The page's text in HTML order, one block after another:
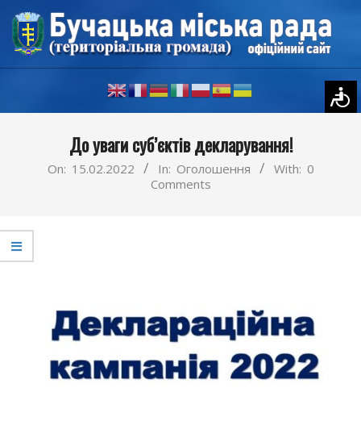
Skip
content
До уваги суб’єктів декларування!
On: 15.02.2022 In: Оголошення With: 0
Comments